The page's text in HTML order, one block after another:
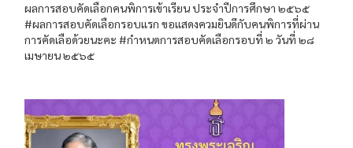
ผลการสอบคัดเลือกคนพิการเข้าเรียน ประจำปีการศึกษา ๒๕๖๕
#ผลการสอบคัดเลือกรอบแรก ขอแสดงควมยินดีกับคนพิการที่ผ่าน
การคัดเลือด้วยนะคะ #กำหนดการสอบคัดเลือกรอบที่ ๒ วันที่ ๒๘
เมษายน ๒๕๖๕